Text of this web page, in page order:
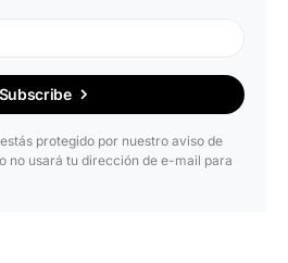
Subscribe
protegido por nuestro aviso de
no usará tu dirección de e-mail para